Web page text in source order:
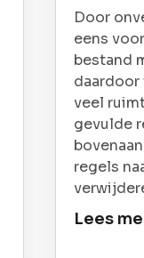
Door
eens
bestand
daardoor
veel
gevulde
regels
Lees